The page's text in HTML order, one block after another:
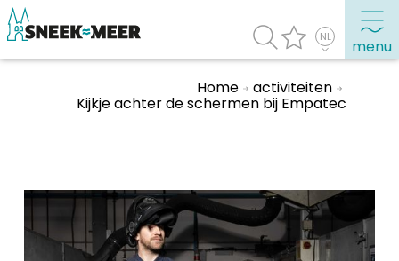
menu
Toeristische informatie
Bezienswaardigheden
Home activiteiten
Kijkje achter de schermen bij Empatec